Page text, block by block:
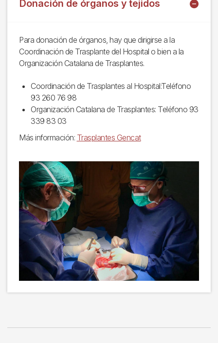
Donación de órganos y tejidos
Para donación de órganos, hay que dirigirse a la
Coordinación de Trasplante del Hospital o bien a la
Organización Catalana de Trasplantes.
Coordinación de Trasplantes al Hospital:Teléfono
93 260 76 98
Organización Catalana de Trasplantes: Teléfono 93
339 83 03
Más información: Trasplantes Gencat